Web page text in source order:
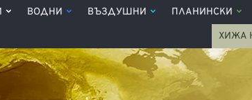
ВОДНИ ВЪЗДУШНИ ПЛАНИНСКИ
ХИЖА